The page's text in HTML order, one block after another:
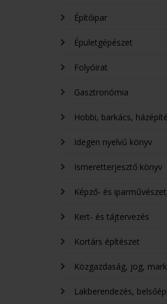
Építőipar
Épületgépészet
Folyóirat
Gasztronómia
Hobbi, barkács,
Idegen nyelvű könyv
Ismeretterjesztő könyv
Képző- és
Kert- és tájtervezés
Kortárs építészet
Közgazdaság, jog,
Lakberendezés,